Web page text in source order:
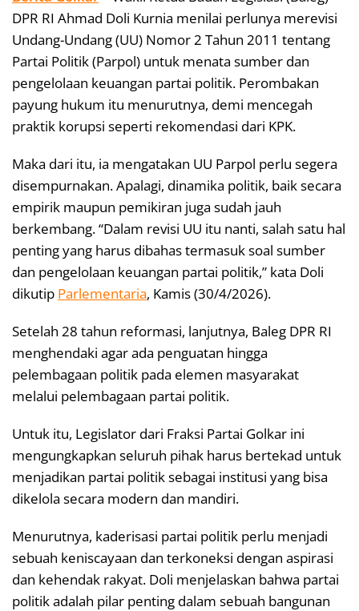
DPR RI Ahmad Doli Kurnia menilai perlunya merevisi
Undang-Undang (UU) Nomor 2 Tahun 2011 tentang
Partai Politik (Parpol) untuk menata sumber dan
pengelolaan keuangan partai politik. Perombakan
payung hukum itu menurutnya, demi mencegah
praktik korupsi seperti rekomendasi dari KPK.
Maka dari itu, ia mengatakan UU Parpol perlu segera
disempurnakan. Apalagi, dinamika politik, baik secara
empirik maupun pemikiran juga sudah jauh
berkembang. “Dalam revisi UU itu nanti, salah satu hal
penting yang harus dibahas termasuk soal sumber
dan pengelolaan keuangan partai politik,” kata Doli
dikutip Parlementaria, Kamis (30/4/2026).
Setelah 28 tahun reformasi, lanjutnya, Baleg DPR RI
menghendaki agar ada penguatan hingga
pelembagaan politik pada elemen masyarakat
melalui pelembagaan partai politik.
Untuk itu, Legislator dari Fraksi Partai Golkar ini
mengungkapkan seluruh pihak harus bertekad untuk
menjadikan partai politik sebagai institusi yang bisa
dikelola secara modern dan mandiri.
Menurutnya, kaderisasi partai politik perlu menjadi
sebuah keniscayaan dan terkoneksi dengan aspirasi
dan kehendak rakyat. Doli menjelaskan bahwa partai
politik adalah pilar penting dalam sebuah bangunan